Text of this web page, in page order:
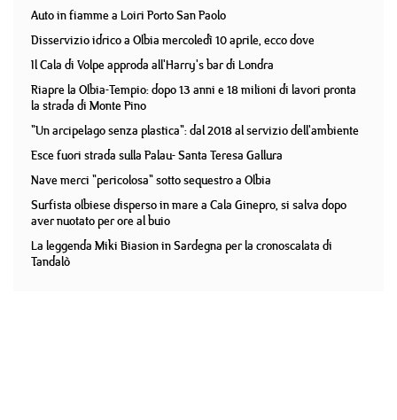
Auto in fiamme a Loiri Porto San Paolo
Disservizio idrico a Olbia mercoledì 10 aprile, ecco dove
Il Cala di Volpe approda all'Harry's bar di Londra
Riapre la Olbia-Tempio: dopo 13 anni e 18 milioni di lavori pronta
la strada di Monte Pino
"Un arcipelago senza plastica": dal 2018 al servizio dell'ambiente
Esce fuori strada sulla Palau- Santa Teresa Gallura
Nave merci "pericolosa" sotto sequestro a Olbia
Surfista olbiese disperso in mare a Cala Ginepro, si salva dopo
aver nuotato per ore al buio
La leggenda Miki Biasion in Sardegna per la cronoscalata di
Tandalò